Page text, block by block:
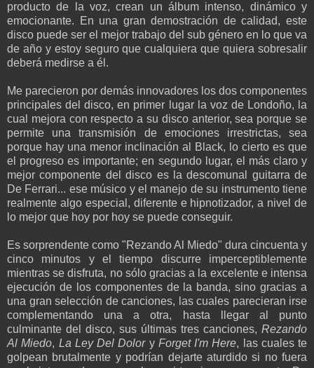
producto de la voz, crean un álbum intenso, dinámico y
emocionante. En una gran demostración de calidad, este
disco puede ser el mejor trabajo del sub género en lo que va
de año y estoy seguro que cualquiera que quiera sobresalir
deberá medirse a él.
Me parecieron por demás innovadores los dos componentes
principales del disco, en primer lugar la voz de Londoño, la
cual mejora con respecto a su disco anterior, sea porque se
permite una transmisión de emociones irrestrictas, sea
porque hay una menor inclinación al Black, lo cierto es que
el progreso es importante; en segundo lugar, el más claro y
mejor componente del disco es la descomunal guitarra de
De Ferrari... ese músico y el manejo de su instrumento tiene
realmente algo especial, diferente e hipnotizador, a nivel de
lo mejor que hoy por hoy se puede conseguir.
Es sorprendente como "Rezando Al Miedo" dura cincuenta y
cinco minutos y el tiempo discurre imperceptiblemente
mientras se disfruta, no sólo gracias a la excelente e intensa
ejecución de los componentes de la banda, sino gracias a
una gran selección de canciones, las cuales parecieran irse
complementando una a otra, hasta llegar al punto
culminante del disco, sus últimas tres canciones, Rezando
Al Miedo, La Ley Del Dolory Forget I'm Here, las cuales te
golpean brutalmente y podrían dejarte aturdido si no fuera